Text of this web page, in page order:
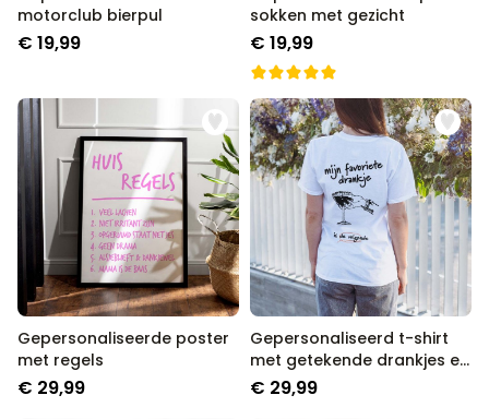
motorclub bierpul
€ 19,99
sokken met gezicht
€ 19,99
Gepersonaliseerde poster
met regels
€ 29,99
Gepersonaliseerd t-shirt
met getekende drankjes en
tekst
€ 29,99